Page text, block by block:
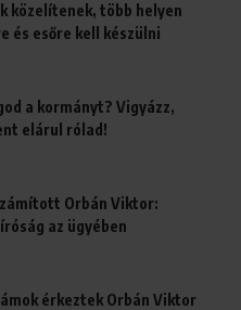
közelítenek, több helyen
és esőre kell készülni
a kormányt? Vigyázz,
elárul rólad!
Orbán Viktor:
az ügyében
érkeztek Orbán Viktor